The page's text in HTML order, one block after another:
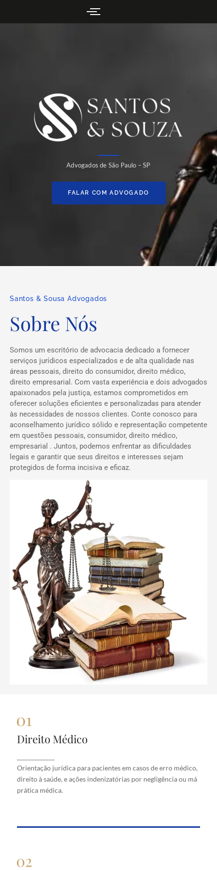
Advogados de São Paulo – SP
FALAR COM ADVOGADO
Santos & Sousa Advogados
Sobre Nós
Somos um escritório de advocacia dedicado a fornecer
serviços jurídicos especializados e de alta qualidade nas
áreas pessoais, direito do consumidor, direito médico,
direito empresarial. Com vasta experiência e dois advogados
apaixonados pela justiça, estamos comprometidos em
oferecer soluções eficientes e personalizadas para atender
às necessidades de nossos clientes. Conte conosco para
aconselhamento jurídico sólido e representação competente
em questões pessoais, consumidor, direito médico,
empresarial . Juntos, podemos enfrentar as dificuldades
legais e garantir que seus direitos e interesses sejam
protegidos de forma incisiva e eficaz.
Direito Médico
Orientação jurídica para pacientes em casos de erro médico,
direito à saúde, e ações indenizatórias por negligência ou má
prática médica.
Direito Médico
erro médico, direito à saúde, e ações indenizatórias
por negligência ou má prática médica.